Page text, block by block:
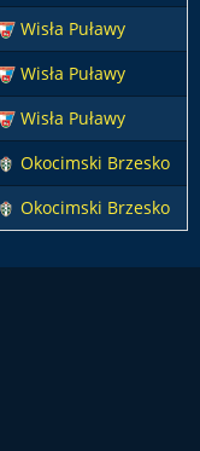
Wisła Puławy
Wisła Puławy
Wisła Puławy
Okocimski Brzesko
Okocimski Brzesko